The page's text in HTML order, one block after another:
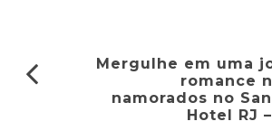
Mergulhe em uma
romance
namorados no
Hotel RJ